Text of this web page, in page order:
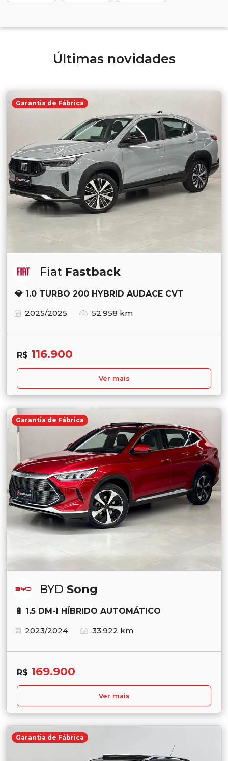
Últimas novidades
Garantia de Fábrica
Fiat Fastback
💎 1.0 TURBO 200 HYBRID AUDACE CVT
2025/2025
52.958 km
R$ 116.900
Ver mais
Garantia de Fábrica
BYD Song
🔋 1.5 DM-I HÍBRIDO AUTOMÁTICO
2023/2024
33.922 km
R$ 169.900
Ver mais
Garantia de Fábrica